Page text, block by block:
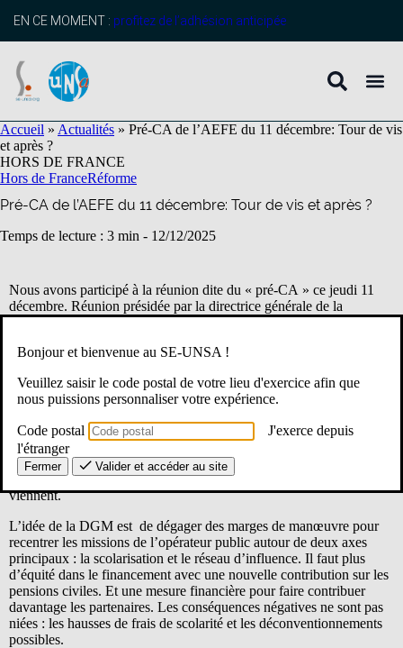
principal
EN CE MOMENT : profitez de l’adhésion anticipée
Accueil » Actualités » Pré-CA de l’AEFE du 11 décembre: Tour de vis
et après ?
HORS DE FRANCE
Hors de FranceRéforme
Pré-CA de l’AEFE du 11 décembre: Tour de vis et après ?
Temps de lecture : 3 min - 12/12/2025
Nous avons participé à la réunion dite du « pré-CA » ce jeudi 11
décembre. Réunion présidée par la directrice générale de la
mondialisation en présence de la directrice générale de l’AEFE.
Les annonces suivantes ont été faites :
ne sont qu’une première étape
Une réforme d’ensemble du réseau et de l’agence est en ligne de
mire.
Le cadre d’ensemble de cette réforme sera précisé dans les mois qui
viennent.
L’idée de la DGM est de dégager des marges de manœuvre pour
recentrer les missions de l’opérateur public autour de deux axes
principaux : la scolarisation et le réseau d’influence. Il faut plus
d’équité dans le financement avec une nouvelle contribution sur les
pensions civiles. Et une mesure financière pour faire contribuer
davantage les partenaires. Les conséquences négatives ne sont pas
niées : les hausses de frais de scolarité et les déconventionnements
possibles.
Bonjour et bienvenue au SE-UNSA !
Veuillez saisir le code postal de votre lieu d'exercice afin que
nous puissions personnaliser votre expérience.
Code postal
J'exerce depuis
l'étranger
Fermer Valider et accéder au site